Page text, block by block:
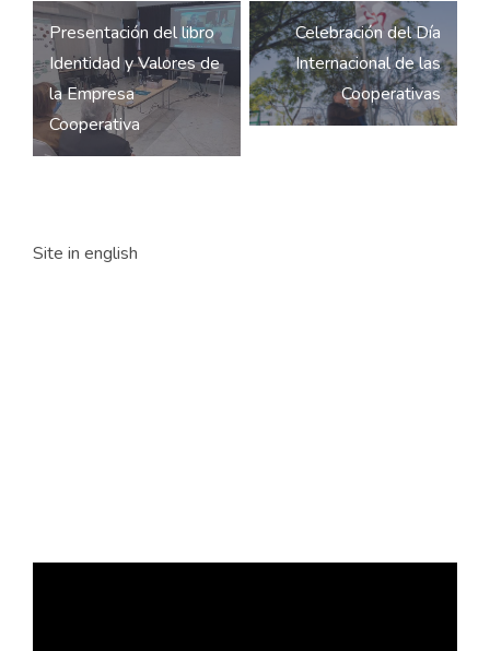
Navegación
de
entradas
Presentación del libro
Identidad y Valores de
la Empresa
Cooperativa
Celebración del Día
Internacional de las
Cooperativas
Site in english